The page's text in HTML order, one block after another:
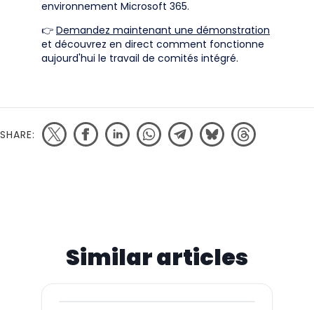
environnement Microsoft 365.
👉 Demandez maintenant une démonstration
et découvrez en direct comment fonctionne
aujourd'hui le travail de comités intégré.
SHARE:
Similar articles